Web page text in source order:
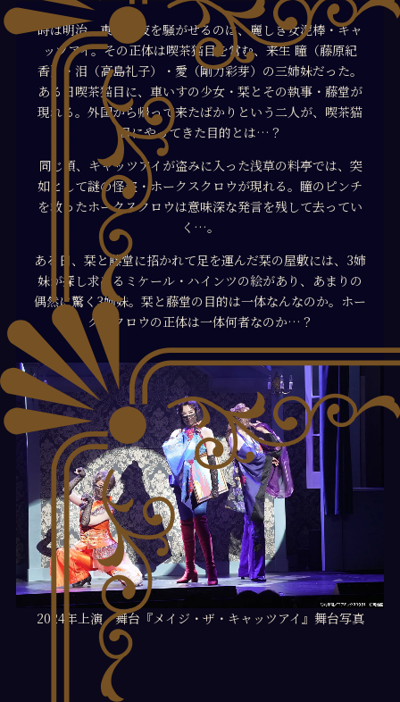
時は明治。東京の夜を騒がせるのは、麗しき女泥棒・キャ
ッツアイ。その正体は喫茶猫目を営む、来生 瞳（藤原紀
香）・泪（高島礼子）・愛（剛力彩芽）の三姉妹だった。
ある日喫茶猫目に、車いすの少女・栞とその執事・藤堂が
現れる。外国から帰って来たばかりという二人が、喫茶猫
目にやってきた目的とは…？
同じ頃、キャッツアイが盗みに入った浅草の料亭では、突
如として謎の怪盗・ホークスクロウが現れる。瞳のピンチ
を救ったホークスクロウは意味深な発言を残して去ってい
く…。
ある日、栞と藤堂に招かれて足を運んだ栞の屋敷には、3姉
妹が探し求めるミケール・ハインツの絵があり、あまりの
偶然に驚く3姉妹。栞と藤堂の目的は一体なんなのか。ホー
クスクロウの正体は一体何者なのか…？
2024年上演 舞台『メイジ・ザ・キャッツアイ』舞台写真